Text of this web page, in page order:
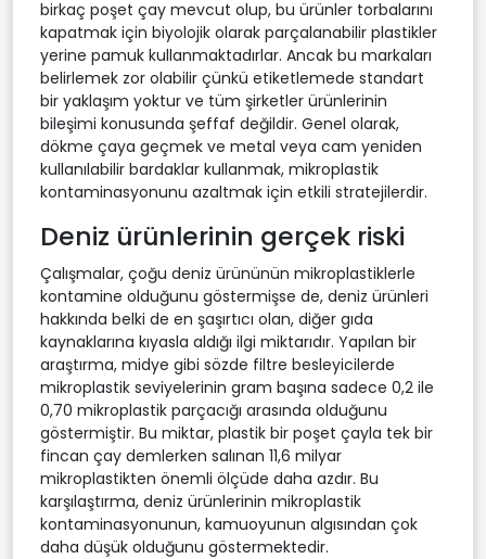
birkaç poşet çay mevcut olup, bu ürünler torbalarını
kapatmak için biyolojik olarak parçalanabilir plastikler
yerine pamuk kullanmaktadırlar. Ancak bu markaları
belirlemek zor olabilir çünkü etiketlemede standart
bir yaklaşım yoktur ve tüm şirketler ürünlerinin
bileşimi konusunda şeffaf değildir. Genel olarak,
dökme çaya geçmek ve metal veya cam yeniden
kullanılabilir bardaklar kullanmak, mikroplastik
kontaminasyonunu azaltmak için etkili stratejilerdir.
Deniz ürünlerinin gerçek riski
Çalışmalar, çoğu deniz ürününün mikroplastiklerle
kontamine olduğunu göstermişse de, deniz ürünleri
hakkında belki de en şaşırtıcı olan, diğer gıda
kaynaklarına kıyasla aldığı ilgi miktarıdır. Yapılan bir
araştırma, midye gibi sözde filtre besleyicilerde
mikroplastik seviyelerinin gram başına sadece 0,2 ile
0,70 mikroplastik parçacığı arasında olduğunu
göstermiştir. Bu miktar, plastik bir poşet çayla tek bir
fincan çay demlerken salınan 11,6 milyar
mikroplastikten önemli ölçüde daha azdır. Bu
karşılaştırma, deniz ürünlerinin mikroplastik
kontaminasyonunun, kamuoyunun algısından çok
daha düşük olduğunu göstermektedir.